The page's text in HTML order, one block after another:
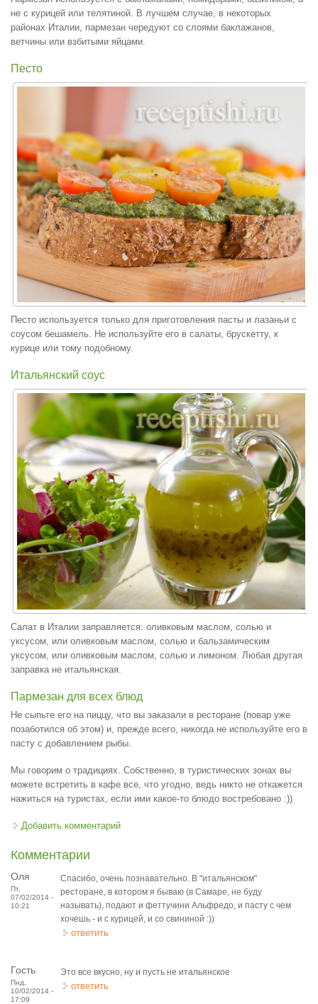
не с курицей или телятиной. В лучшем случае, в некоторых
районах Италии, пармезан чередуют со слоями баклажанов,
ветчины или взбитыми яйцами.
Песто
Песто используется только для приготовления пасты и лазаньи с
соусом бешамель. Не используйте его в салаты, брускетту, к
курице или тому подобному.
Итальянский соус
Салат в Италии заправляется: оливковым маслом, солью и
уксусом, или оливковым маслом, солью и бальзамическим
уксусом, или оливковым маслом, солью и лимоном. Любая другая
заправка не итальянская.
Пармезан для всех блюд
Не сыпьте его на пиццу, что вы заказали в ресторане (повар уже
позаботился об этом) и, прежде всего, никогда не используйте его в
пасту с добавлением рыбы.
Мы говорим о традициях. Собственно, в туристических зонах вы
можете встретить в кафе все, что угодно, ведь никто не откажется
нажиться на туристах, если ими какое-то блюдо востребовано :))
Добавить комментарий
Комментарии
Оля
Пт,
07/02/2014 -
10:21
Спасибо, очень познавательно. В "итальянском"
ресторане, в котором я бываю (в Самаре, не буду
называть), подают и феттучини Альфредо, и пасту с чем
хочешь - и с курицей, и со свининой :))
ответить
Гость
Пнд,
10/02/2014 -
17:09
Это все вкусно, ну и пусть не итальянское
ответить